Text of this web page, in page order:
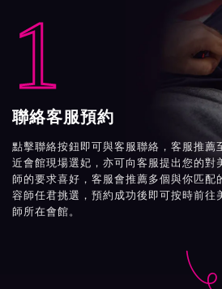
1
聯絡客服預約
點擊聯絡按鈕即可與客服聯絡，客服推薦
近會館現場選妃，亦可向客服提出您的對
師的要求喜好，客服會推薦多個與你匹配
容師任君挑選，預約成功後即可按時前往
師所在會館。